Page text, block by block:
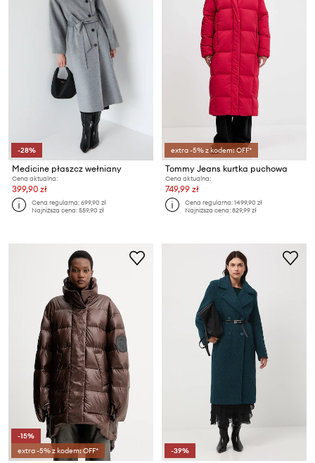
-28%
Medicine płaszcz wełniany
Cena aktualna:
399,90 zł
Cena regularna:699,90 zł
Najniższa cena:559,90 zł
extra -5% z kodem: OFF*
Tommy Jeans kurtka puchowa
Cena aktualna:
749,99 zł
Cena regularna:1499,90 zł
Najniższa cena:829,99 zł
-15%
extra -5% z kodem: OFF*
-39%